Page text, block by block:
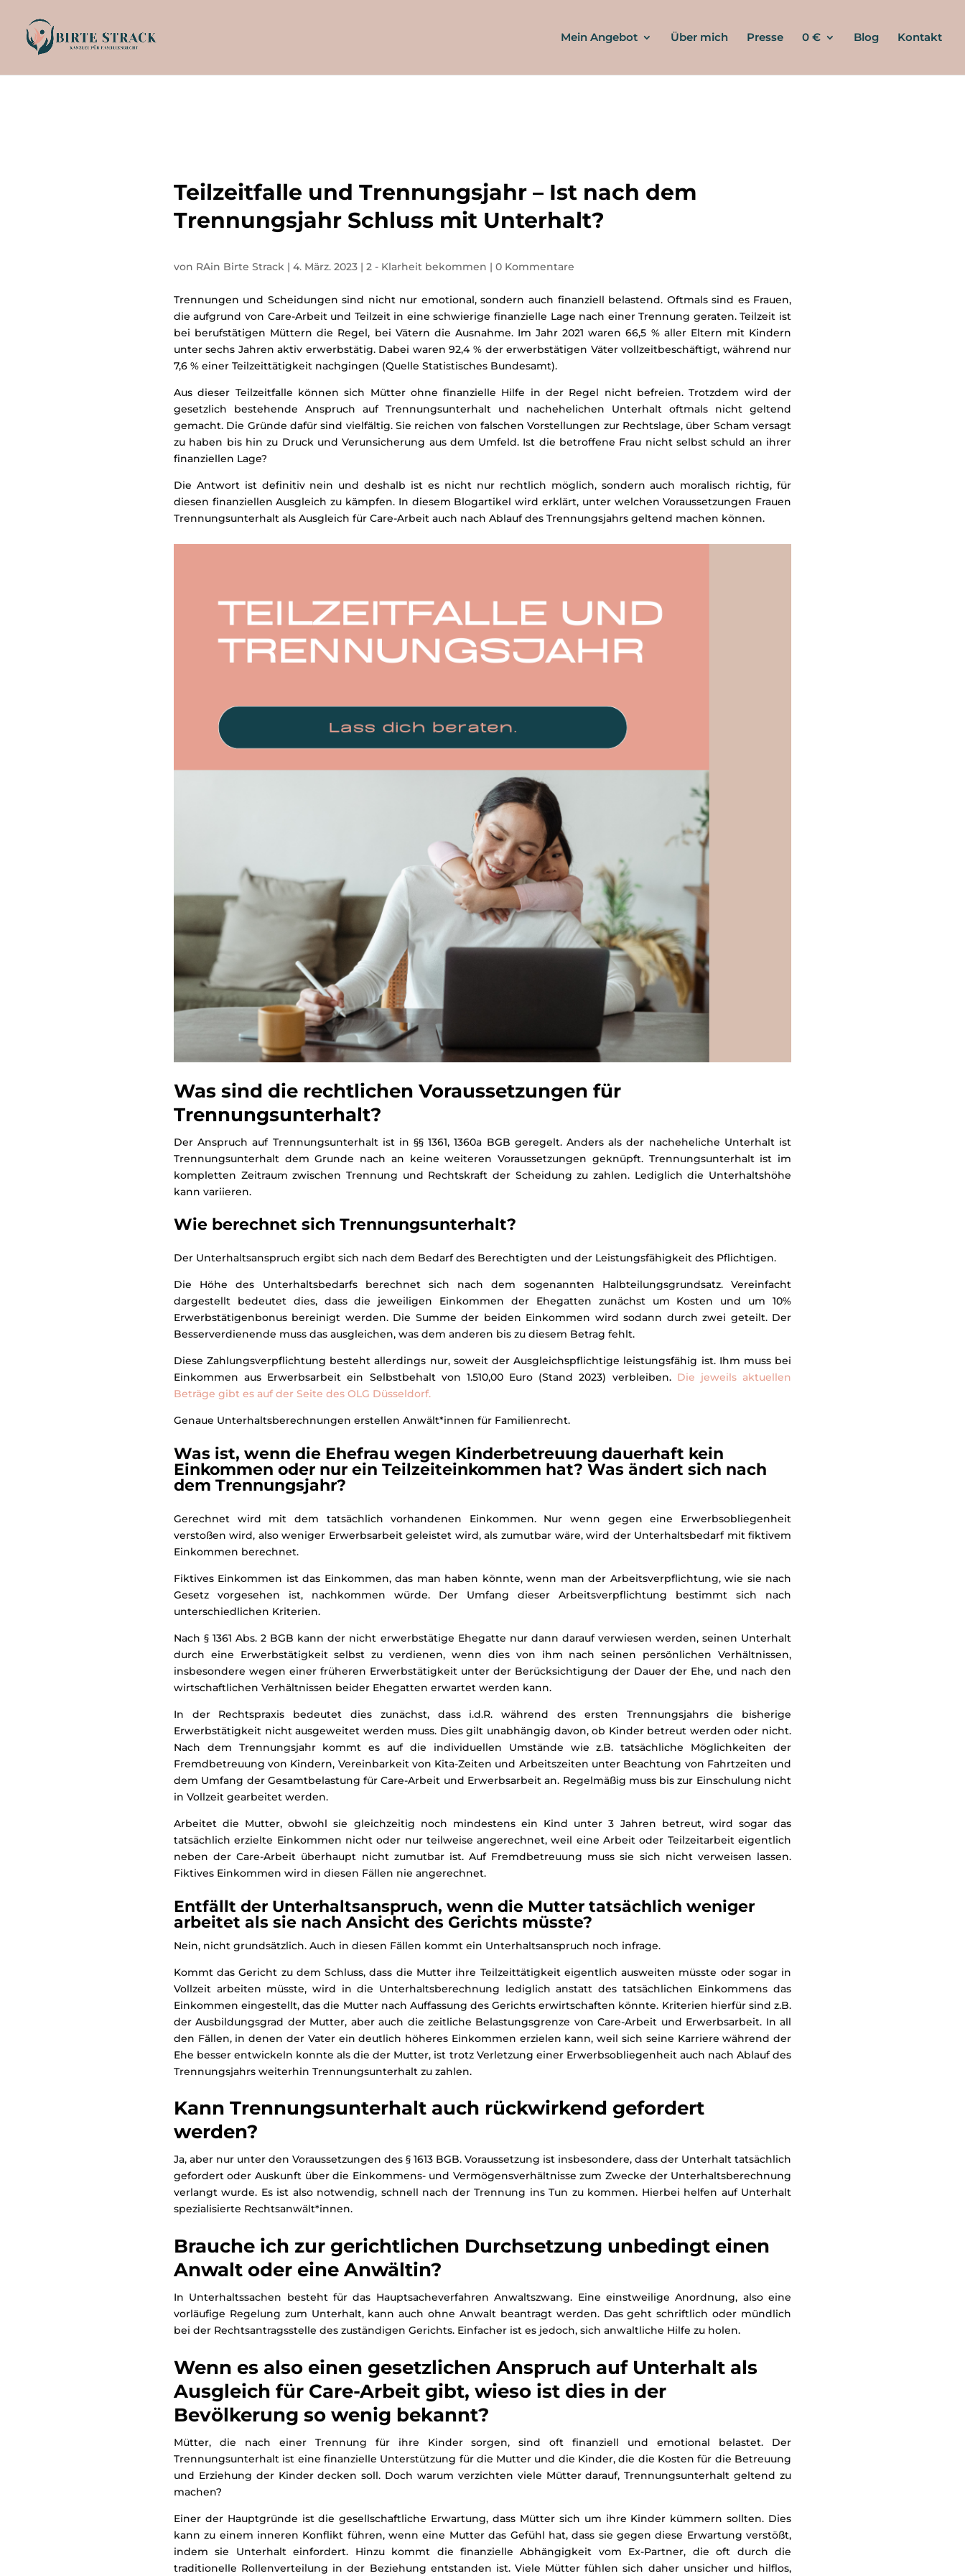
Mein Angebot Über mich Presse 0 € Blog Kontakt
Teilzeitfalle und Trennungsjahr – Ist nach dem
Trennungsjahr Schluss mit Unterhalt?
von RAin Birte Strack| 4. März. 2023| 2 - Klarheit bekommen | 0 Kommentare
Trennungen und Scheidungen sind nicht nur emotional, sondern auch finanziell belastend. Oftmals sind es Frauen,
die aufgrund von Care-Arbeit und Teilzeit in eine schwierige finanzielle Lage nach einer Trennung geraten. Teilzeit ist
bei berufstätigen Müttern die Regel, bei Vätern die Ausnahme. Im Jahr 2021 waren 66,5 % aller Eltern mit Kindern
unter sechs Jahren aktiv erwerbstätig. Dabei waren 92,4 % der erwerbstätigen Väter vollzeitbeschäftigt, während nur
7,6 % einer Teilzeittätigkeit nachgingen (Quelle Statistisches Bundesamt).
Aus dieser Teilzeitfalle können sich Mütter ohne finanzielle Hilfe in der Regel nicht befreien. Trotzdem wird der
gesetzlich bestehende Anspruch auf Trennungsunterhalt und nachehelichen Unterhalt oftmals nicht geltend
gemacht. Die Gründe dafür sind vielfältig. Sie reichen von falschen Vorstellungen zur Rechtslage, über Scham versagt
zu haben bis hin zu Druck und Verunsicherung aus dem Umfeld. Ist die betroffene Frau nicht selbst schuld an ihrer
finanziellen Lage?
Die Antwort ist definitiv nein und deshalb ist es nicht nur rechtlich möglich, sondern auch moralisch richtig, für
diesen finanziellen Ausgleich zu kämpfen. In diesem Blogartikel wird erklärt, unter welchen Voraussetzungen Frauen
Trennungsunterhalt als Ausgleich für Care-Arbeit auch nach Ablauf des Trennungsjahrs geltend machen können.
Was sind die rechtlichen Voraussetzungen für
Trennungsunterhalt?
Der Anspruch auf Trennungsunterhalt ist in §§ 1361, 1360a BGB geregelt. Anders als der nacheheliche Unterhalt ist
Trennungsunterhalt dem Grunde nach an keine weiteren Voraussetzungen geknüpft. Trennungsunterhalt ist im
kompletten Zeitraum zwischen Trennung und Rechtskraft der Scheidung zu zahlen. Lediglich die Unterhaltshöhe
kann variieren.
Wie berechnet sich Trennungsunterhalt?
Der Unterhaltsanspruch ergibt sich nach dem Bedarf des Berechtigten und der Leistungsfähigkeit des Pflichtigen.
Die Höhe des Unterhaltsbedarfs berechnet sich nach dem sogenannten Halbteilungsgrundsatz. Vereinfacht
dargestellt bedeutet dies, dass die jeweiligen Einkommen der Ehegatten zunächst um Kosten und um 10%
Erwerbstätigenbonus bereinigt werden. Die Summe der beiden Einkommen wird sodann durch zwei geteilt. Der
Besserverdienende muss das ausgleichen, was dem anderen bis zu diesem Betrag fehlt.
Diese Zahlungsverpflichtung besteht allerdings nur, soweit der Ausgleichspflichtige leistungsfähig ist. Ihm muss bei
Einkommen aus Erwerbsarbeit ein Selbstbehalt von 1.510,00 Euro (Stand 2023) verbleiben. Die jeweils aktuellen
Beträge gibt es auf der Seite des OLG Düsseldorf.
Genaue Unterhaltsberechnungen erstellen Anwält*innen für Familienrecht.
Was ist, wenn die Ehefrau wegen Kinderbetreuung dauerhaft kein
Einkommen oder nur ein Teilzeiteinkommen hat? Was ändert sich nach
dem Trennungsjahr?
Gerechnet wird mit dem tatsächlich vorhandenen Einkommen. Nur wenn gegen eine Erwerbsobliegenheit
verstoßen wird, also weniger Erwerbsarbeit geleistet wird, als zumutbar wäre, wird der Unterhaltsbedarf mit fiktivem
Einkommen berechnet.
Fiktives Einkommen ist das Einkommen, das man haben könnte, wenn man der Arbeitsverpflichtung, wie sie nach
Gesetz vorgesehen ist, nachkommen würde. Der Umfang dieser Arbeitsverpflichtung bestimmt sich nach
unterschiedlichen Kriterien.
Nach § 1361 Abs. 2 BGB kann der nicht erwerbstätige Ehegatte nur dann darauf verwiesen werden, seinen Unterhalt
durch eine Erwerbstätigkeit selbst zu verdienen, wenn dies von ihm nach seinen persönlichen Verhältnissen,
insbesondere wegen einer früheren Erwerbstätigkeit unter der Berücksichtigung der Dauer der Ehe, und nach den
wirtschaftlichen Verhältnissen beider Ehegatten erwartet werden kann.
In der Rechtspraxis bedeutet dies zunächst, dass i.d.R. während des ersten Trennungsjahrs die bisherige
Erwerbstätigkeit nicht ausgeweitet werden muss. Dies gilt unabhängig davon, ob Kinder betreut werden oder nicht.
Nach dem Trennungsjahr kommt es auf die individuellen Umstände wie z.B. tatsächliche Möglichkeiten der
Fremdbetreuung von Kindern, Vereinbarkeit von Kita-Zeiten und Arbeitszeiten unter Beachtung von Fahrtzeiten und
dem Umfang der Gesamtbelastung für Care-Arbeit und Erwerbsarbeit an. Regelmäßig muss bis zur Einschulung nicht
in Vollzeit gearbeitet werden.
Arbeitet die Mutter, obwohl sie gleichzeitig noch mindestens ein Kind unter 3 Jahren betreut, wird sogar das
tatsächlich erzielte Einkommen nicht oder nur teilweise angerechnet, weil eine Arbeit oder Teilzeitarbeit eigentlich
neben der Care-Arbeit überhaupt nicht zumutbar ist. Auf Fremdbetreuung muss sie sich nicht verweisen lassen.
Fiktives Einkommen wird in diesen Fällen nie angerechnet.
Entfällt der Unterhaltsanspruch, wenn die Mutter tatsächlich weniger
arbeitet als sie nach Ansicht des Gerichts müsste?
Nein, nicht grundsätzlich. Auch in diesen Fällen kommt ein Unterhaltsanspruch noch infrage.
Kommt das Gericht zu dem Schluss, dass die Mutter ihre Teilzeittätigkeit eigentlich ausweiten müsste oder sogar in
Vollzeit arbeiten müsste, wird in die Unterhaltsberechnung lediglich anstatt des tatsächlichen Einkommens das
Einkommen eingestellt, das die Mutter nach Auffassung des Gerichts erwirtschaften könnte. Kriterien hierfür sind z.B.
der Ausbildungsgrad der Mutter, aber auch die zeitliche Belastungsgrenze von Care-Arbeit und Erwerbsarbeit. In all
den Fällen, in denen der Vater ein deutlich höheres Einkommen erzielen kann, weil sich seine Karriere während der
Ehe besser entwickeln konnte als die der Mutter, ist trotz Verletzung einer Erwerbsobliegenheit auch nach Ablauf des
Trennungsjahrs weiterhin Trennungsunterhalt zu zahlen.
Kann Trennungsunterhalt auch rückwirkend gefordert
werden?
Ja, aber nur unter den Voraussetzungen des § 1613 BGB. Voraussetzung ist insbesondere, dass der Unterhalt tatsächlich
gefordert oder Auskunft über die Einkommens- und Vermögensverhältnisse zum Zwecke der Unterhaltsberechnung
verlangt wurde. Es ist also notwendig, schnell nach der Trennung ins Tun zu kommen. Hierbei helfen auf Unterhalt
spezialisierte Rechtsanwält*innen.
Brauche ich zur gerichtlichen Durchsetzung unbedingt einen
Anwalt oder eine Anwältin?
In Unterhaltssachen besteht für das Hauptsacheverfahren Anwaltszwang. Eine einstweilige Anordnung, also eine
vorläufige Regelung zum Unterhalt, kann auch ohne Anwalt beantragt werden. Das geht schriftlich oder mündlich
bei der Rechtsantragsstelle des zuständigen Gerichts. Einfacher ist es jedoch, sich anwaltliche Hilfe zu holen.
Wenn es also einen gesetzlichen Anspruch auf Unterhalt als
Ausgleich für Care-Arbeit gibt, wieso ist dies in der
Bevölkerung so wenig bekannt?
Mütter, die nach einer Trennung für ihre Kinder sorgen, sind oft finanziell und emotional belastet. Der
Trennungsunterhalt ist eine finanzielle Unterstützung für die Mutter und die Kinder, die die Kosten für die Betreuung
und Erziehung der Kinder decken soll. Doch warum verzichten viele Mütter darauf, Trennungsunterhalt geltend zu
machen?
Einer der Hauptgründe ist die gesellschaftliche Erwartung, dass Mütter sich um ihre Kinder kümmern sollten. Dies
kann zu einem inneren Konflikt führen, wenn eine Mutter das Gefühl hat, dass sie gegen diese Erwartung verstößt,
indem sie Unterhalt einfordert. Hinzu kommt die finanzielle Abhängigkeit vom Ex-Partner, die oft durch die
traditionelle Rollenverteilung in der Beziehung entstanden ist. Viele Mütter fühlen sich daher unsicher und hilflos,